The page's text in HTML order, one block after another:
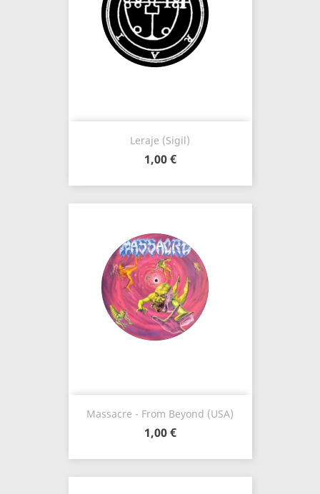
Leraje (Sigil)
1,00 €
Massacre - From Beyond (USA)
1,00 €